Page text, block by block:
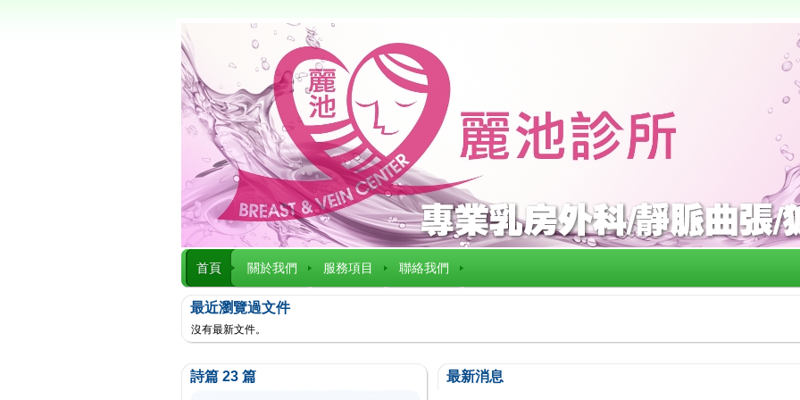
首頁 關於我們 服務項目 聯絡我們
最近瀏覽過文件
沒有最新文件。
詩篇 23 篇 最新消息